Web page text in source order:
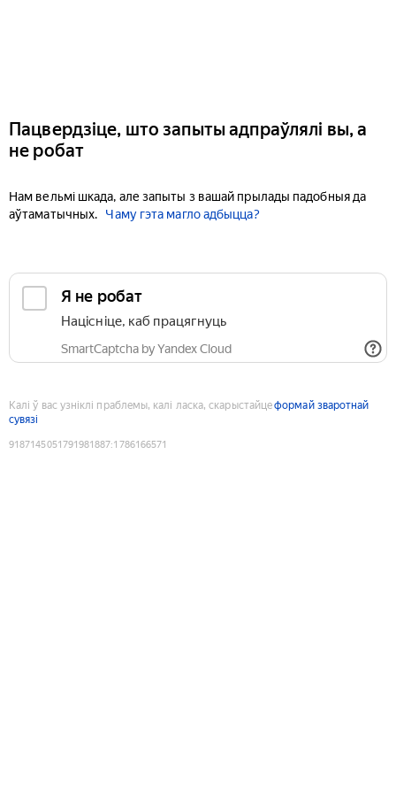
Пацвердзіце, што запыты адпраўлялі вы, а
не робат
Нам вельмі шкада, але запыты з вашай прылады падобныя да
аўтаматычных.
Чаму гэта магло адбыцца?
Я не робат
Націсніце, каб працягнуць
SmartCaptcha by Yandex Cloud
Калі ў вас узніклі праблемы, калі ласка, скарыстайцеформай зваротнай
сувязі
9187145051791981887:1786166571